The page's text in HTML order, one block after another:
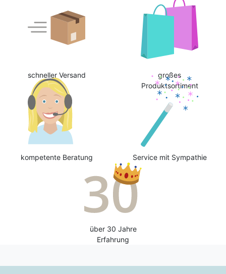
schneller Versand
großes
Produktsortiment
kompetente Beratung Service mit Sympathie
über 30 Jahre
Erfahrung